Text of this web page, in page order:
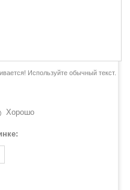
Используйте обычный текст.
Хорошо